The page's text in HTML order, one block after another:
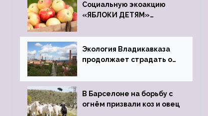
Социальную экоакцию
«ЯБЛОКИ ДЕТЯМ»
Экология Владикавказа
продолжает страдать от
завода
В Барселоне на борьбу с
огнём призвали коз и овец